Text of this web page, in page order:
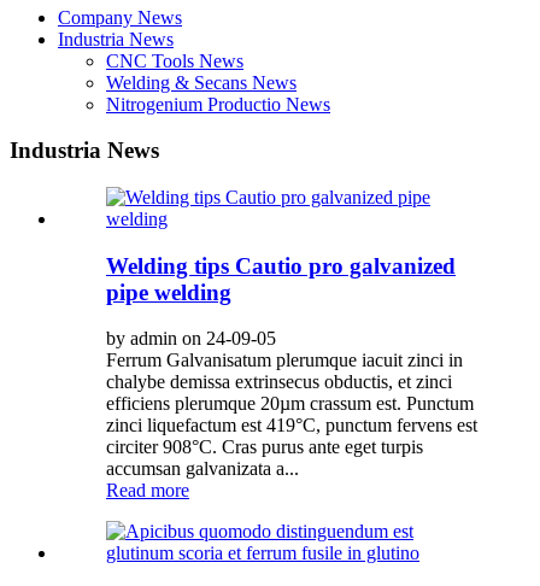
Company News
Industria News
CNC Tools News
Welding & Secans News
Nitrogenium Productio News
Industria News
Welding tips Cautio pro galvanized
pipe welding
by admin on 24-09-05
Ferrum Galvanisatum plerumque iacuit zinci in
chalybe demissa extrinsecus obductis, et zinci
efficiens plerumque 20µm crassum est. Punctum
zinci liquefactum est 419°C, punctum fervens est
circiter 908°C. Cras purus ante eget turpis
accumsan galvanizata a...
Read more